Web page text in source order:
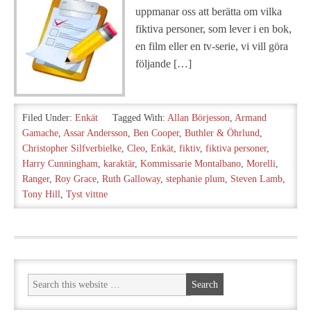
uppmanar oss att berätta om vilka
fiktiva personer, som lever i en bok,
en film eller en tv-serie, vi vill göra
följande […]
Filed Under: Enkät Tagged With: Allan Börjesson, Armand
Gamache, Assar Andersson, Ben Cooper, Buthler & Öhrlund,
Christopher Silfverbielke, Cleo, Enkät, fiktiv, fiktiva personer,
Harry Cunningham, karaktär, Kommissarie Montalbano, Morelli,
Ranger, Roy Grace, Ruth Galloway, stephanie plum, Steven Lamb,
Tony Hill, Tyst vittne